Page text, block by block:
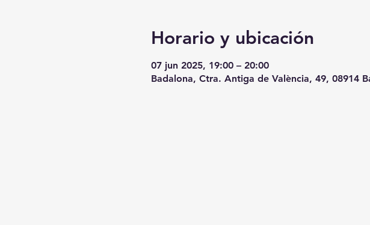
Horario y ubicación
07 jun 2025, 19:00 – 20:00
Badalona, Ctra. Antiga de València, 49, 08914